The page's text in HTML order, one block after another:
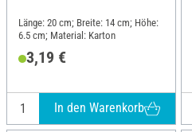
Länge: 20 cm; Breite: 14 cm; Höhe:
6.5 cm; Material: Karton
3,19 €
In den Warenkorb